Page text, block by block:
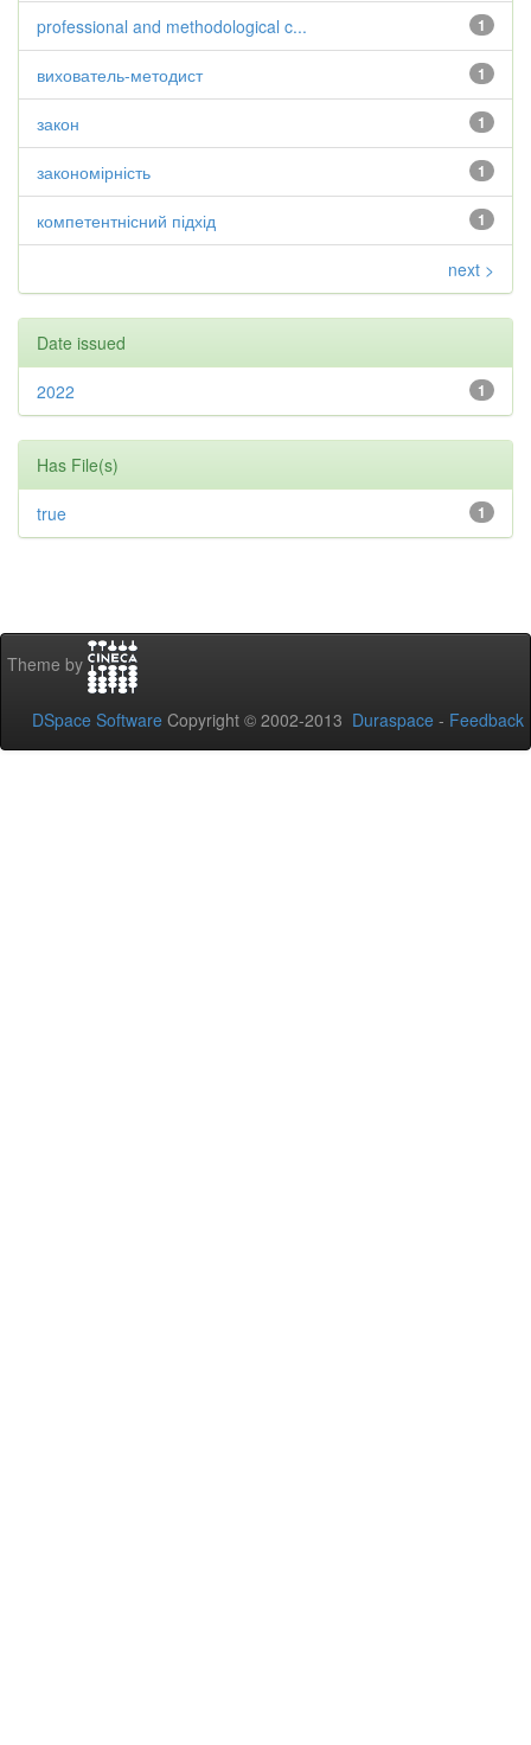
1
professional and methodological c...
1
вихователь-методист
1
закон
1
закономірність
1
компетентнісний підхід
next >
Date issued
1
2022
Has File(s)
1
true
Theme by
DSpace Software Copyright © 2002-2013 Duraspace - Feedback